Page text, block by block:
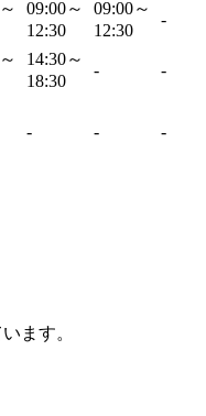
09:00～
12:30
09:00～
12:30
-
14:30～
18:30
- -
- - -
ます。